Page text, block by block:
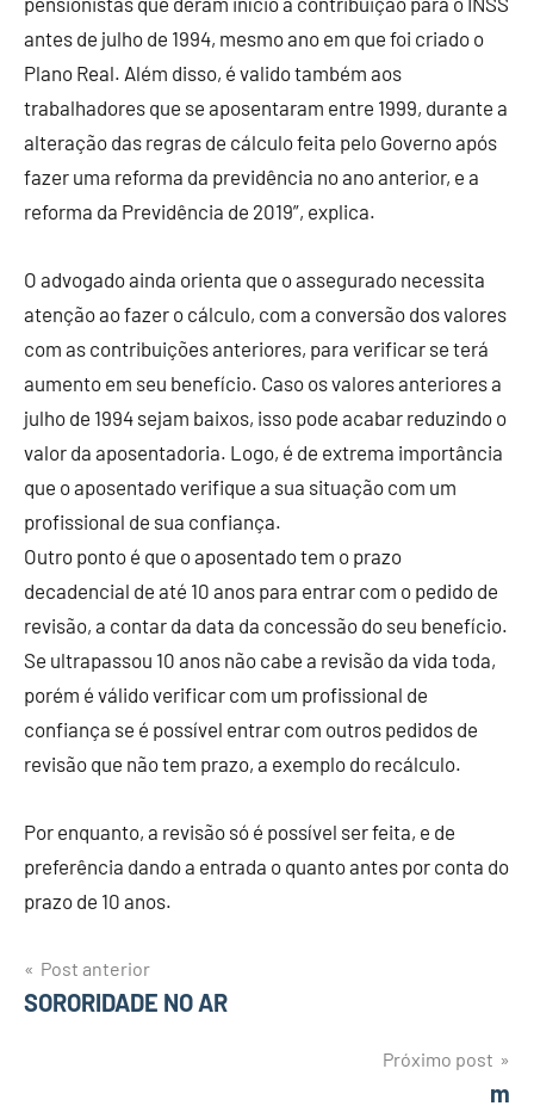
antes de julho de 1994, mesmo ano em que foi criado o
Plano Real. Além disso, é valido também aos
trabalhadores que se aposentaram entre 1999, durante a
alteração das regras de cálculo feita pelo Governo após
fazer uma reforma da previdência no ano anterior, e a
reforma da Previdência de 2019”, explica.
O advogado ainda orienta que o assegurado necessita
atenção ao fazer o cálculo, com a conversão dos valores
com as contribuições anteriores, para verificar se terá
aumento em seu benefício. Caso os valores anteriores a
julho de 1994 sejam baixos, isso pode acabar reduzindo o
valor da aposentadoria. Logo, é de extrema importância
que o aposentado verifique a sua situação com um
profissional de sua confiança.
Outro ponto é que o aposentado tem o prazo
decadencial de até 10 anos para entrar com o pedido de
revisão, a contar da data da concessão do seu benefício.
Se ultrapassou 10 anos não cabe a revisão da vida toda,
porém é válido verificar com um profissional de
confiança se é possível entrar com outros pedidos de
revisão que não tem prazo, a exemplo do recálculo.
Por enquanto, a revisão só é possível ser feita, e de
preferência dando a entrada o quanto antes por conta do
prazo de 10 anos.
Navegação
Post anterior
SORORIDADE NO AR
Próximo post
m